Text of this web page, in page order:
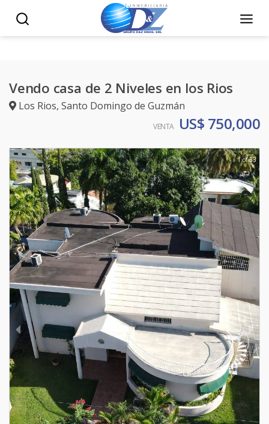
Vendo casa de 2 Niveles en los Rios
Los Rios, Santo Domingo de Guzmán
VENTA US$ 750,000
1 of 33